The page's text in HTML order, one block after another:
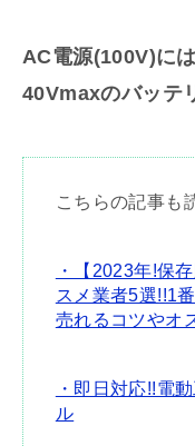
AC電源(100V)に
40Vmaxのバッテ
こちらの記事も
・【2023年!保
スメ業者5選!!1
売れるコツやオ
・即日対応!!電
ル